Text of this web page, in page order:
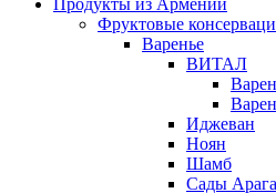
Продукты из Армении
Фруктовые
Варенье
ВИТАЛ
Иджеван
Ноян
Шамб
Сады